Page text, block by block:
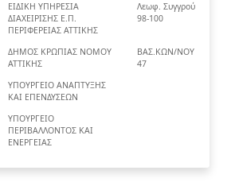
ΕΙΔΙΚΗ ΥΠΗΡΕΣΙΑ
ΔΙΑΧΕΙΡΙΣΗΣ Ε.Π.
ΠΕΡΙΦΕΡΕΙΑΣ ΑΤΤΙΚΗΣ
Λεωφ. Συγγρού
98-100
ΔΗΜΟΣ ΚΡΩΠΙΑΣ ΝΟΜΟΥ
ΑΤΤΙΚΗΣ
ΒΑΣ.ΚΩΝ/ΝΟΥ
47
ΥΠΟΥΡΓΕΙΟ ΑΝΑΠΤΥΞΗΣ
ΚΑΙ ΕΠΕΝΔΥΣΕΩΝ
ΥΠΟΥΡΓΕΙΟ
ΠΕΡΙΒΑΛΛΟΝΤΟΣ ΚΑΙ
ΕΝΕΡΓΕΙΑΣ